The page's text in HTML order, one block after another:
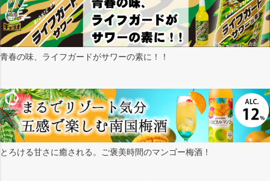
青春の味、ライフガードがサワーの素に！！
とろける甘さに癒される。ご褒美時間のマンゴー梅酒！